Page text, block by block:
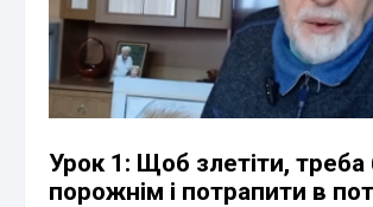
Урок 1: Щоб злетіти, треба
порожнім і потрапити в